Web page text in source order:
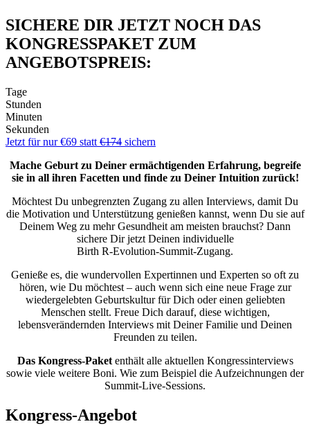
SICHERE DIR JETZT NOCH DAS
KONGRESSPAKET ZUM
ANGEBOTSPREIS:
Tage
Stunden
Minuten
Sekunden
Jetzt für nur €69 statt €174 sichern
Mache Geburt zu Deiner ermächtigenden Erfahrung, begreife
sie in all ihren Facetten und finde zu Deiner Intuition zurück!
Möchtest Du unbegrenzten Zugang zu allen Interviews, damit Du
die Motivation und Unterstützung genießen kannst, wenn Du sie auf
Deinem Weg zu mehr Gesundheit am meisten brauchst? Dann
sichere Dir jetzt Deinen individuelle
Birth R-Evolution-Summit-Zugang.
Genieße es, die wundervollen Expertinnen und Experten so oft zu
hören, wie Du möchtest – auch wenn sich eine neue Frage zur
wiedergelebten Geburtskultur für Dich oder einen geliebten
Menschen stellt. Freue Dich darauf, diese wichtigen,
lebensverändernden Interviews mit Deiner Familie und Deinen
Freunden zu teilen.
Das Kongress-Paketenthält alle aktuellen Kongressinterviews
sowie viele weitere Boni. Wie zum Beispiel die Aufzeichnungen der
Summit-Live-Sessions.
Kongress-Angebot